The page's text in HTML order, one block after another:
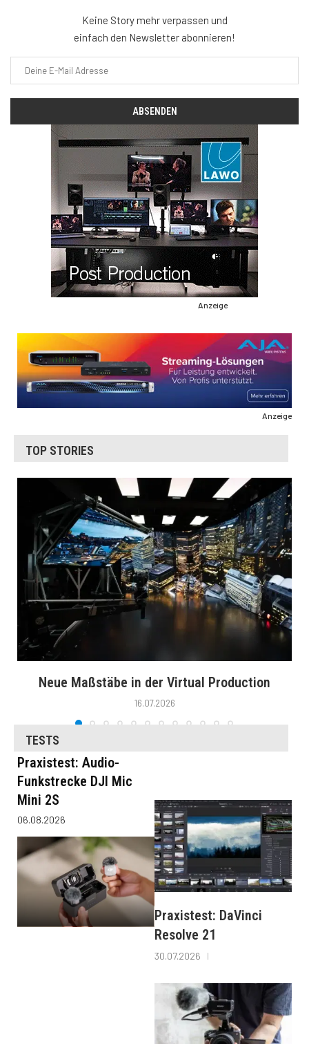
Keine Story mehr verpassen und
einfach den Newsletter abonnieren!
Anzeige
Anzeige
TOP STORIES
Neue Maßstäbe in der Virtual Production
16.07.2026
TESTS
Praxistest: Audio-
Funkstrecke DJI Mic
Mini 2S
06.08.2026
Praxistest: DaVinci
Resolve 21
30.07.2026